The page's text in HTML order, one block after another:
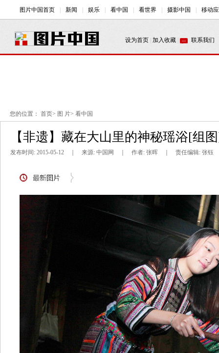
您的位置： 首页> 图 片> 看中国
【非遗】藏在大山里的神秘瑶浴[组
发布时间: 2015-05-12 ｜ 来源: 中国网 ｜ 作者: 张晖 ｜ 责任编辑: 张钰